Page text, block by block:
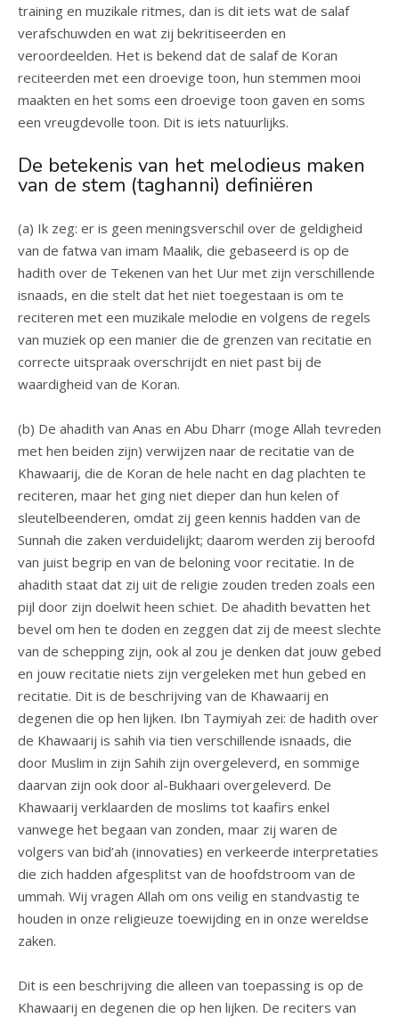
training en muzikale ritmes, dan is dit iets wat de salaf
verafschuwden en wat zij bekritiseerden en
veroordeelden. Het is bekend dat de salaf de Koran
reciteerden met een droevige toon, hun stemmen mooi
maakten en het soms een droevige toon gaven en soms
een vreugdevolle toon. Dit is iets natuurlijks.
De betekenis van het melodieus maken
van de stem (taghanni) definiëren
(a) Ik zeg: er is geen meningsverschil over de geldigheid
van de fatwa van imam Maalik, die gebaseerd is op de
hadith over de Tekenen van het Uur met zijn verschillende
isnaads, en die stelt dat het niet toegestaan is om te
reciteren met een muzikale melodie en volgens de regels
van muziek op een manier die de grenzen van recitatie en
correcte uitspraak overschrijdt en niet past bij de
waardigheid van de Koran.
(b) De ahadith van Anas en Abu Dharr (moge Allah tevreden
met hen beiden zijn) verwijzen naar de recitatie van de
Khawaarij, die de Koran de hele nacht en dag plachten te
reciteren, maar het ging niet dieper dan hun kelen of
sleutelbeenderen, omdat zij geen kennis hadden van de
Sunnah die zaken verduidelijkt; daarom werden zij beroofd
van juist begrip en van de beloning voor recitatie. In de
ahadith staat dat zij uit de religie zouden treden zoals een
pijl door zijn doelwit heen schiet. De ahadith bevatten het
bevel om hen te doden en zeggen dat zij de meest slechte
van de schepping zijn, ook al zou je denken dat jouw gebed
en jouw recitatie niets zijn vergeleken met hun gebed en
recitatie. Dit is de beschrijving van de Khawaarij en
degenen die op hen lijken. Ibn Taymiyah zei: de hadith over
de Khawaarij is sahih via tien verschillende isnaads, die
door Muslim in zijn Sahih zijn overgeleverd, en sommige
daarvan zijn ook door al-Bukhaari overgeleverd. De
Khawaarij verklaarden de moslims tot kaafirs enkel
vanwege het begaan van zonden, maar zij waren de
volgers van bid’ah (innovaties) en verkeerde interpretaties
die zich hadden afgesplitst van de hoofdstroom van de
ummah. Wij vragen Allah om ons veilig en standvastig te
houden in onze religieuze toewijding en in onze wereldse
zaken.
Dit is een beschrijving die alleen van toepassing is op de
Khawaarij en degenen die op hen lijken. De reciters van